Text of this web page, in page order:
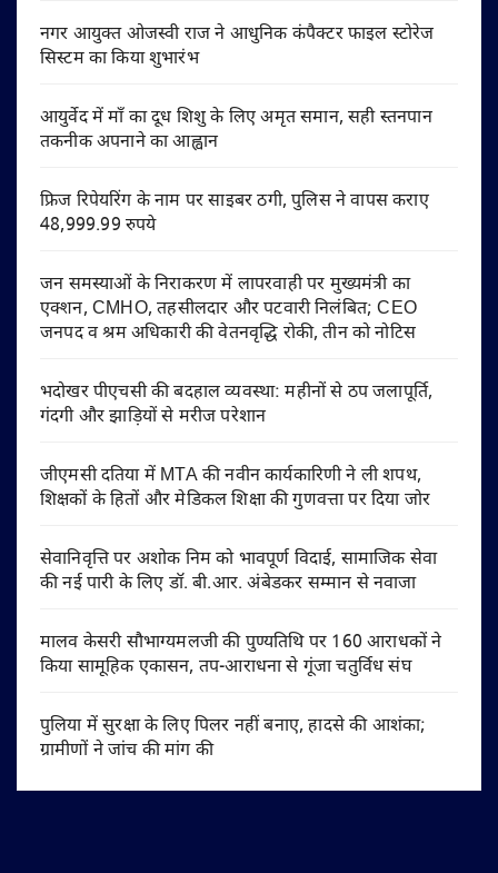
नगर आयुक्त ओजस्वी राज ने आधुनिक कंपैक्टर फाइल स्टोरेज
सिस्टम का किया शुभारंभ
आयुर्वेद में माँ का दूध शिशु के लिए अमृत समान, सही स्तनपान
तकनीक अपनाने का आह्वान
फ्रिज रिपेयरिंग के नाम पर साइबर ठगी, पुलिस ने वापस कराए
48,999.99 रुपये
जन समस्याओं के निराकरण में लापरवाही पर मुख्यमंत्री का
एक्शन, CMHO, तहसीलदार और पटवारी निलंबित; CEO
जनपद व श्रम अधिकारी की वेतनवृद्धि रोकी, तीन को नोटिस
भदोखर पीएचसी की बदहाल व्यवस्था: महीनों से ठप जलापूर्ति,
गंदगी और झाड़ियों से मरीज परेशान
जीएमसी दतिया में MTA की नवीन कार्यकारिणी ने ली शपथ,
शिक्षकों के हितों और मेडिकल शिक्षा की गुणवत्ता पर दिया जोर
सेवानिवृत्ति पर अशोक निम को भावपूर्ण विदाई, सामाजिक सेवा
की नई पारी के लिए डॉ. बी.आर. अंबेडकर सम्मान से नवाजा
मालव केसरी सौभाग्यमलजी की पुण्यतिथि पर 160 आराधकों ने
किया सामूहिक एकासन, तप-आराधना से गूंजा चतुर्विध संघ
पुलिया में सुरक्षा के लिए पिलर नहीं बनाए, हादसे की आशंका;
ग्रामीणों ने जांच की मांग की